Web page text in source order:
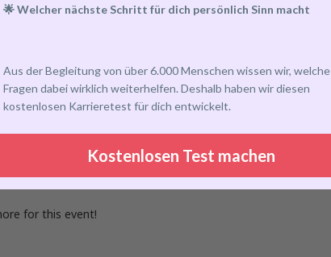
for this event!
🌟 Welcher nächste Schritt für dich persönlich Sinn macht
Aus der Begleitung von über 6.000 Menschen wissen wir, welche
Fragen dabei wirklich weiterhelfen. Deshalb haben wir diesen
kostenlosen Karrieretest für dich entwickelt.
Kostenlosen Test machen